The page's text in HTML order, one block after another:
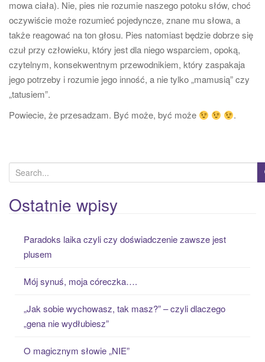
mowa ciała). Nie, pies nie rozumie naszego potoku słów, choć
oczywiście może rozumieć pojedyncze, znane mu słowa, a
także reagować na ton głosu. Pies natomiast będzie dobrze się
czuł przy człowieku, który jest dla niego wsparciem, opoką,
czytelnym, konsekwentnym przewodnikiem, który zaspakaja
jego potrzeby i rozumie jego inność, a nie tylko „mamusią” czy
„tatusiem”.
Powiecie, że przesadzam. Być może, być może
.
e
a
r
Ostatnie wpisy
Paradoks laika czyli czy doświadczenie zawsze jest
plusem
Mój synuś, moja córeczka….
„Jak sobie wychowasz, tak masz?” – czyli dlaczego
„gena nie wydłubiesz”
O magicznym słowie „NIE”